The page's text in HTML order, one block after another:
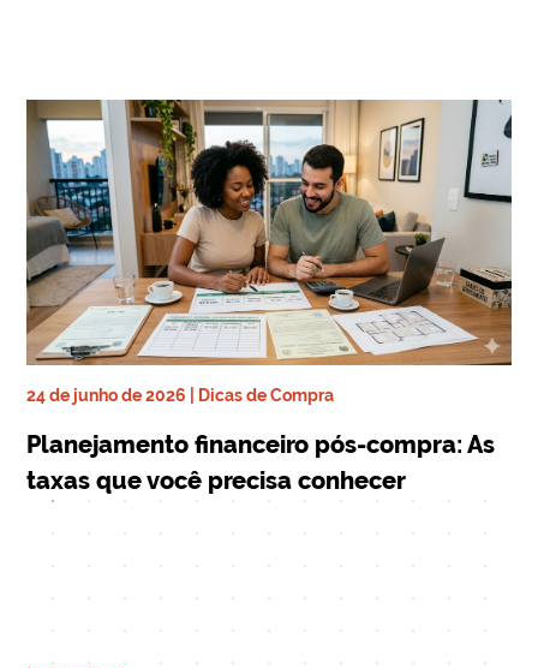
24 de junho de 2026 | Dicas de Compra
Planejamento financeiro pós-compra: As
taxas que você precisa conhecer